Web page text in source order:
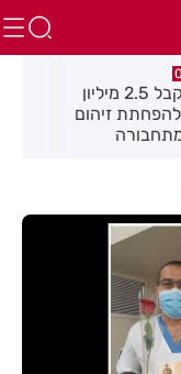
חולון תקבל 2.5 מיליון
זיהום
מתחבורה